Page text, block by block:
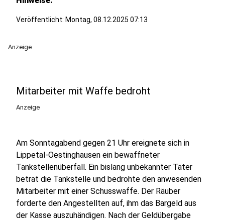
Veröffentlicht: Montag, 08.12.2025 07:13
Anzeige
Mitarbeiter mit Waffe bedroht
Anzeige
Am Sonntagabend gegen 21 Uhr ereignete sich in
Lippetal-Oestinghausen ein bewaffneter
Tankstellenüberfall. Ein bislang unbekannter Täter
betrat die Tankstelle und bedrohte den anwesenden
Mitarbeiter mit einer Schusswaffe. Der Räuber
forderte den Angestellten auf, ihm das Bargeld aus
der Kasse auszuhändigen. Nach der Geldübergabe